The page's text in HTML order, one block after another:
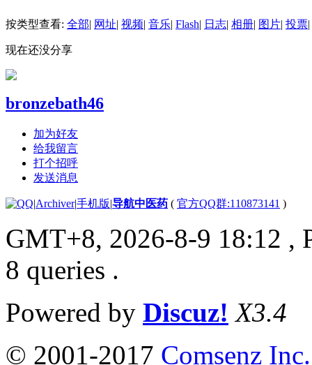
按类型查看: 全部| 网址| 视频| 音乐| Flash| 日志| 相册| 图片| 投票|
现在还没分享
bronzebath46
加为好友
给我留言
打个招呼
发送消息
|Archiver|手机版|导航中医药 ( 官方QQ群:110873141 )
GMT+8, 2026-8-9 18:12 ,
8 queries .
Powered by Discuz! X3.4
© 2001-2017 Comsenz Inc.